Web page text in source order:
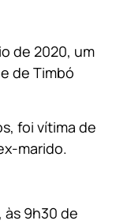
de 2020, um
de Timbó
foi vítima de
marido.
às 9h30 de